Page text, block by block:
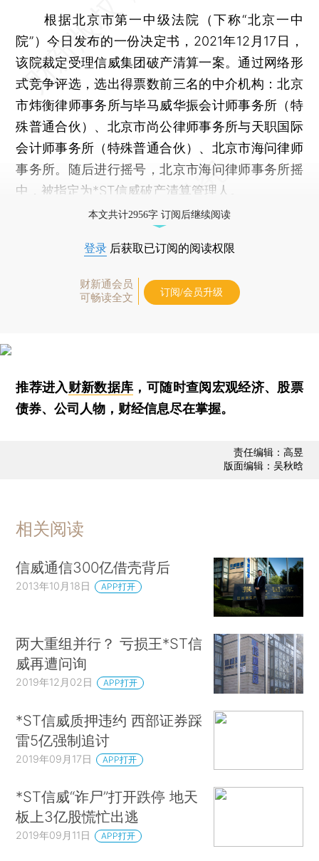
根据北京市第一中级法院（下称“北京一中
院”）今日发布的一份决定书，2021年12月17日，
该院裁定受理信威集团破产清算一案。通过网络形
式竞争评选，选出得票数前三名的中介机构：北京
市炜衡律师事务所与毕马威华振会计师事务所（特
殊普通合伙）、北京市尚公律师事务所与天职国际
会计师事务所（特殊普通合伙）、北京市海问律师
事务所。随后进行摇号，北京市海问律师事务所摇
中，被指定为*ST信威破产清算管理人。
本文共计2956字 订阅后继续阅读
登录 后获取已订阅的阅读权限
财新通会员
可畅读全文
订阅/会员升级
推荐进入财新数据库 ，可随时查阅宏观经济、股票
债券、公司人物，财经信息尽在掌握。
责任编辑：高昱
版面编辑：吴秋晗
相关阅读
信威通信300亿借壳背后
2013年10月18日 APP打开
两大重组并行？ 亏损王*ST信
威再遭问询
2019年12月02日 APP打开
*ST信威质押违约 西部证券踩
雷5亿强制追讨
2019年09月17日 APP打开
*ST信威“诈尸”打开跌停 地天
板上3亿股慌忙出逃
2019年09月11日 APP打开